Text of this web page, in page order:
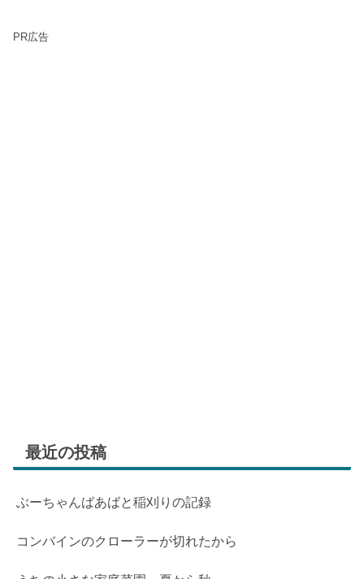
PR広告
最近の投稿
ぶーちゃんばあばと稲刈りの記録
コンバインのクローラーが切れたから